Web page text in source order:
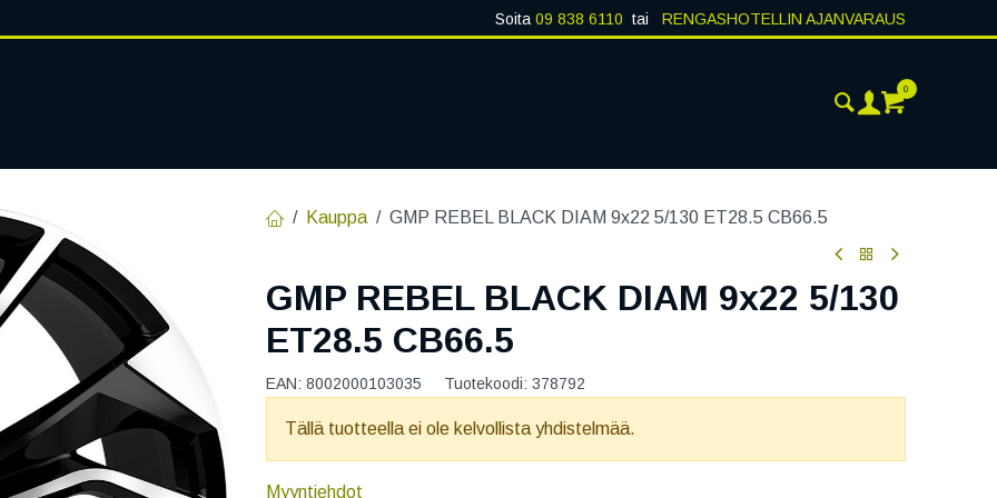
Soita 09 838 6110 tai RENGASHOTELLIN AJANVARAUS
0
Kauppa GMP REBEL BLACK DIAM 9x22 5/130 ET28.5 CB66.5
GMP REBEL BLACK DIAM 9x22 5/130
ET28.5 CB66.5
EAN: 8002000103035 Tuotekoodi: 378792
Tällä tuotteella ei ole kelvollista yhdistelmää.
Myyntiehdot